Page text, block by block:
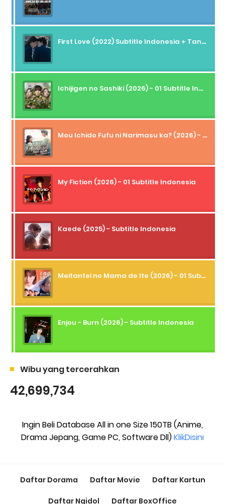
First Love (2022) Subtitle Indonesia + Tanpa Iklan + Streaming + 1080p
Ichijigen no Sashiki (2026) - 01 Subtitle Indonesia
Mou Ichido Fufu ni Narimasu ka? (2026) - 01 Subtitle Indonesia
My Fiction (2026) - 01 Subtitle Indonesia
Kaede (2025) - Subtitle Indonesia
Meitantei no Mama de Ite (2026) - 01 Subtitle Indonesia
Enjou - Burn (2026) - Subtitle Indonesia
Wibu yang tercerahkan
42,699,734
Ingin Beli Database All in one Size 150TB (Anime,
Drama Jepang, Game PC, Software Dll)KlikDisini
Daftar Dorama Daftar Movie Daftar Kartun
Daftar Ngidol Daftar BoxOffice